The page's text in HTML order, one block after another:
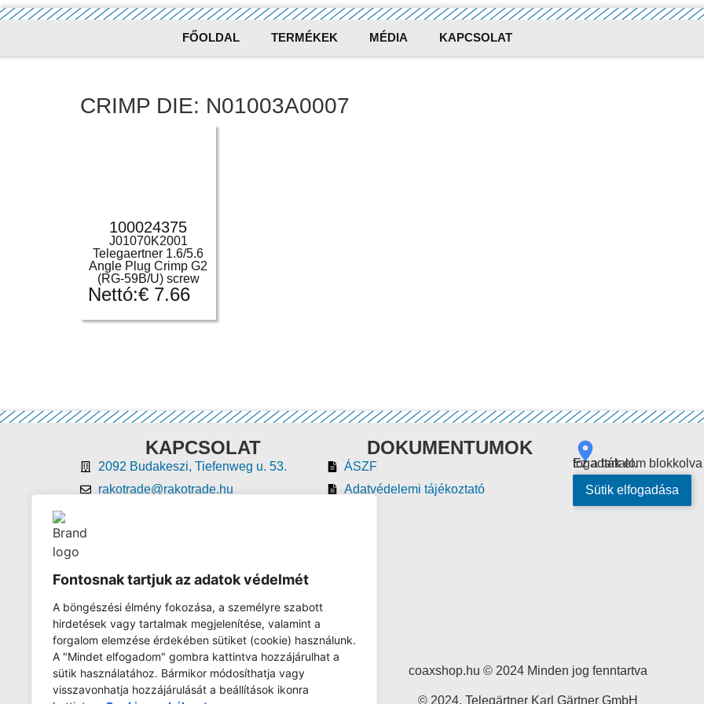
Fontosnak tartjuk az adatok védelmét
A böngészési élmény fokozása, a személyre szabott
hirdetések vagy tartalmak megjelenítése, valamint a
forgalom elemzése érdekében sütiket (cookie) használunk.
A "Mindet elfogadom" gombra kattintva hozzájárulhat a
sütik használatához. Bármikor módosíthatja vagy
visszavonhatja hozzájárulását a beállítások ikonra
FŐOLDAL TERMÉKEK MÉDIA KAPCSOLAT
CRIMP DIE: N01003A0007
100024375
J01070K2001
Telegaertner 1.6/5.6
Angle Plug Crimp G2
(RG-59B/U) screw
Nettó:€ 7.66
KAPCSOLAT
2092 Budakeszi, Tiefenweg u. 53.
rakotrade@rakotrade.hu
DOKUMENTUMOK
ÁSZF
Adatvédelemi tájékoztató
Ez a tartalom blokkolva van, mert az Google Maps cookie-kat nem fogadták el.
Sütik elfogadása
coaxshop.hu © 2024 Minden jog fenntartva
© 2024, Telegärtner Karl Gärtner GmbH